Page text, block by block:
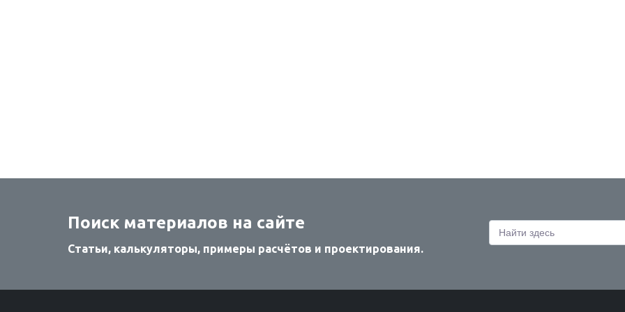
Поиск материалов на сайте
Статьи, калькуляторы, примеры расчётов и проектирования.